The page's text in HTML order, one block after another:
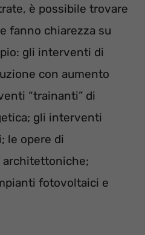
è possibile trovare
fanno chiarezza su
gli interventi di
con aumento
“trainanti” di
gli interventi
le opere di
architettoniche;
fotovoltaici e